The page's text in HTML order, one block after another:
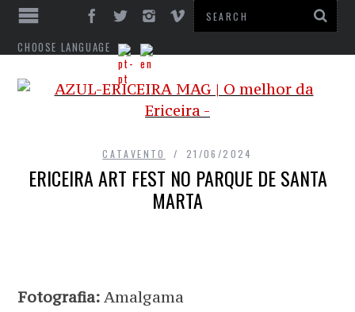
CHOOSE LANGUAGE
CATAVENTO 21/06/2024
ERICEIRA ART FEST NO PARQUE DE SANTA
MARTA
Fotografia: Amalgama